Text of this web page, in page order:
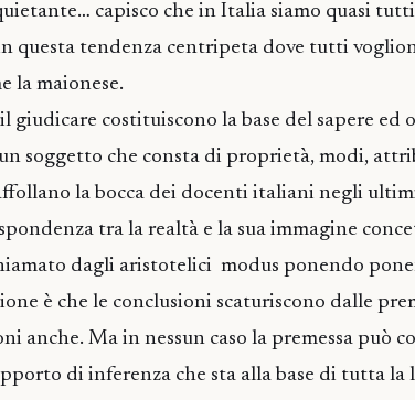
capisco che in Italia siamo quasi
in questa tendenza centripeta dove tutti
la maionese.
giudicare costituiscono la base del sapere
soggetto che consta di proprietà, modi,
la bocca dei docenti italiani negli
tra la realtà e la sua immagine
dagli aristotelici modus ponendo
è che le conclusioni scaturiscono dalle
anche. Ma in nessun caso la premessa può
di inferenza che sta alla base di tutta la